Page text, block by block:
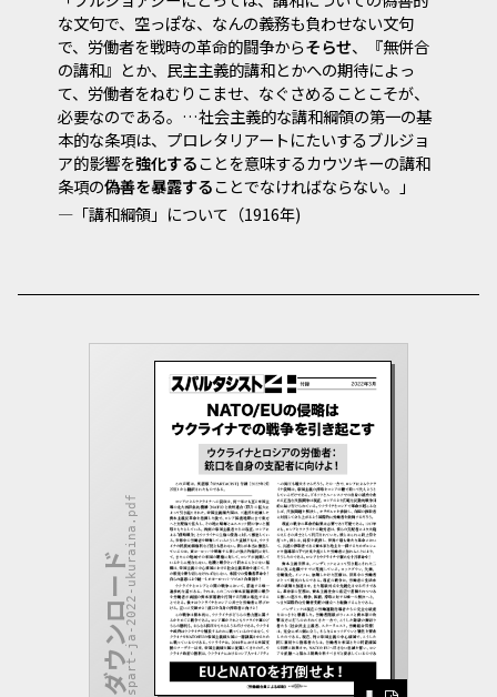
な文句で、空っぽな、なんの義務も負わせない文句
で、労働者を戦時の革命的闘争からそらせ、『無併合
の講和』とか、民主主義的講和とかへの期待によっ
て、労働者をねむりこませ、なぐさめることこそが、
必要なのである。…社会主義的な講和綱領の第一の基
本的な条項は、プロレタリアートにたいするブルジョ
ア的影響を強化することを意味するカウツキーの講和
条項の偽善を暴露することでなければならない。」
―「講和綱領」について（1916年)
ダウンロードspart-ja-2022-ukuraina.pdf